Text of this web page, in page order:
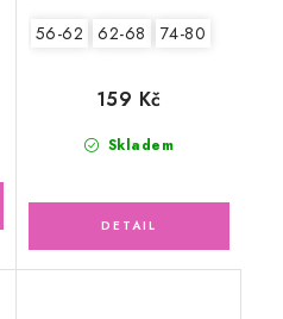
56-62 62-68 74-80
Skladem
159 Kč